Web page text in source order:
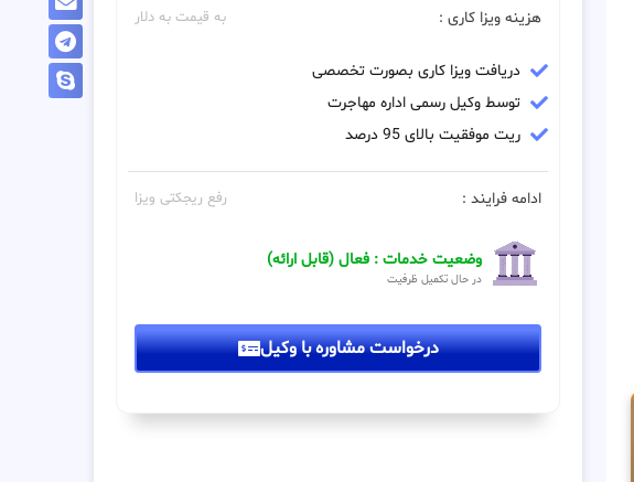
هزینه ویزا کاری : به قیمت به دلار
دریافت ویزا کاری بصورت تخصصی
توسط وکیل رسمی اداره مهاجرت
ریت موفقیت بالای 95 درصد
ادامه فرایند : رفع ریجکتی ویزا
وضعیت خدمات : فعال (قابل ارائه)
در حال تکمیل ظرفیت
درخواست مشاوره با وکیل